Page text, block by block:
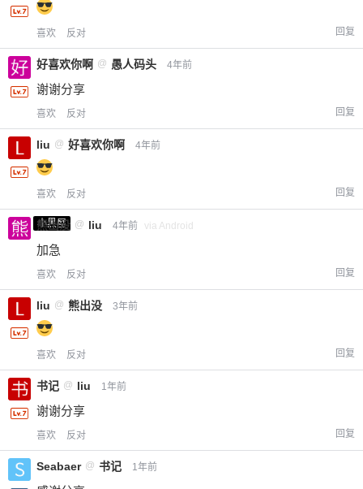
喜欢 反对 回复
好喜欢你啊 @ 愚人码头 4年前
谢谢分享
喜欢 反对 回复
liu @ 好喜欢你啊 4年前
喜欢 反对 回复
小黑屋
熊出没 @ liu 4年前 via Android
加急
喜欢 反对 回复
liu @ 熊出没 3年前
喜欢 反对 回复
书记 @ liu 1年前
谢谢分享
喜欢 反对 回复
Seabaer @ 书记 1年前